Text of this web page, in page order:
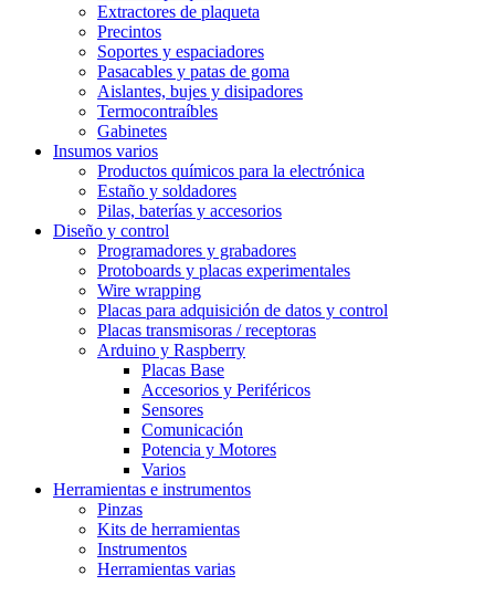
Extractores de plaqueta
Precintos
Soportes y espaciadores
Pasacables y patas de goma
Aislantes, bujes y disipadores
Termocontraíbles
Gabinetes
Insumos varios
Productos químicos para la electrónica
Estaño y soldadores
Pilas, baterías y accesorios
Diseño y control
Programadores y grabadores
Protoboards y placas experimentales
Wire wrapping
Placas para adquisición de datos y control
Placas transmisoras / receptoras
Arduino y Raspberry
Placas Base
Accesorios y Periféricos
Sensores
Comunicación
Potencia y Motores
Varios
Herramientas e instrumentos
Pinzas
Kits de herramientas
Instrumentos
Herramientas varias